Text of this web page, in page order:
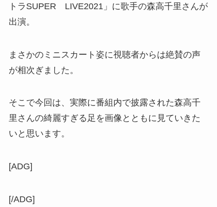
トラSUPER LIVE2021」に歌手の森高千里さんが
出演。
まさかのミニスカート姿に視聴者からは絶賛の声
が相次ぎました。
そこで今回は、実際に番組内で披露された森高千
里さんの綺麗すぎる足を画像とともに見ていきた
いと思います。
[ADG]
[/ADG]